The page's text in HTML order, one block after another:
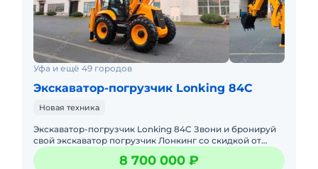
Уфа и ещё 49 городов
Экскаватор-погрузчик Lonking 84C
Новая техника
Экскаватор-погрузчик Lonking 84C Звони и бронируй
свой экскаватор погрузчик Лонкинг со скидкой от
официального дилера Мы решим вашу задачу
комплексно: п
8 700 000 ₽